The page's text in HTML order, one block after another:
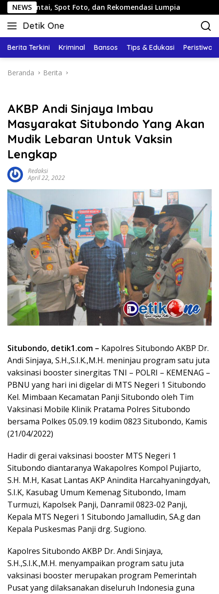
Langsung
ke
konten
NEWS
Foto, dan Rekomendasi Lumpia Panduan Wisata
Detik One
Tajam
Fakta
Berita Terkini Kriminal Bansos Tips & Edukasi Peristiwa
Beranda Berita
AKBP Andi Sinjaya Imbau
Masyarakat Situbondo Yang Akan
Mudik Lebaran Untuk Vaksin
Lengkap
Redaksi
April 22, 2022
Situbondo, detik1.com – Kapolres Situbondo AKBP Dr.
Andi Sinjaya, S.H.,S.I.K.,M.H. meninjau program satu juta
vaksinasi booster sinergitas TNI – POLRI – KEMENAG –
PBNU yang hari ini digelar di MTS Negeri 1 Situbondo
Kel. Mimbaan Kecamatan Panji Situbondo oleh Tim
Vaksinasi Mobile Klinik Pratama Polres Situbondo
bersama Polkes 05.09.19 kodim 0823 Situbondo, Kamis
(21/04/2022)
Hadir di gerai vaksinasi booster MTS Negeri 1
Situbondo diantaranya Wakapolres Kompol Pujiarto,
S.H. M.H, Kasat Lantas AKP Anindita Harcahyaningdyah,
S.I.K, Kasubag Umum Kemenag Situbondo, Imam
Turmuzi, Kapolsek Panji, Danramil 0823-02 Panji,
Kepala MTS Negeri 1 Situbondo Jamalludin, SA.g dan
Kepala Puskesmas Panji drg. Sugiono.
Kapolres Situbondo AKBP Dr. Andi Sinjaya,
S.H.,S.I.K.,M.H. menyampaikan program satu juta
vaksinasi booster merupakan program Pemerintah
Pusat yang dilaksanakan diseluruh Indonesia guna